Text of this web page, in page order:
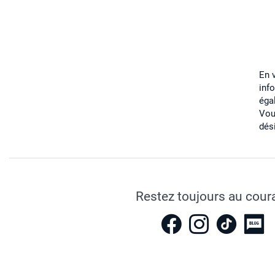
En
Restez toujours au